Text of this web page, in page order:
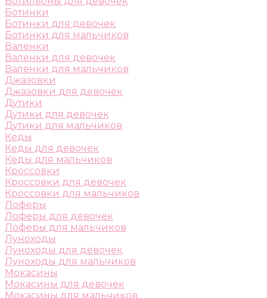
Ботинки
Ботинки для девочек
Ботинки для мальчиков
Валенки
Валенки для девочек
Валенки для мальчиков
Джазовки
Джазовки для девочек
Дутики
Дутики для девочек
Дутики для мальчиков
Кеды
Кеды для девочек
Кеды для мальчиков
Кроссовки
Кроссовки для девочек
Кроссовки для мальчиков
Лоферы
Лоферы для девочек
Лоферы для мальчиков
Луноходы
Луноходы для девочек
Луноходы для мальчиков
Мокасины
Мокасины для девочек
Мокасины для мальчиков